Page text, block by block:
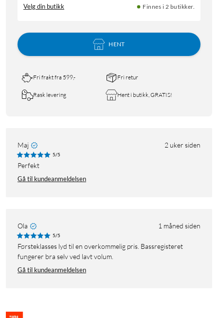
Velg din butikk Finnes i 2 butikker.
HENT
Fri frakt fra 599,- Fri retur
Rask levering Hent i butikk, GRATIS!
Maj 2 uker siden
5/5
Perfekt
Gå til kundeanmeldelsen
Ola 1 måned siden
5/5
Førsteklasses lyd til en overkommelig pris. Bassregisteret
fungerer bra selv ved lavt volum.
Gå til kundeanmeldelsen